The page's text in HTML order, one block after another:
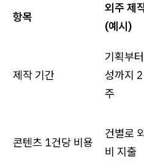
항목
외주 제
(예시)
제작 기간
기획부
성까지
주
콘텐츠 1건당 비용
건별로
비 지출